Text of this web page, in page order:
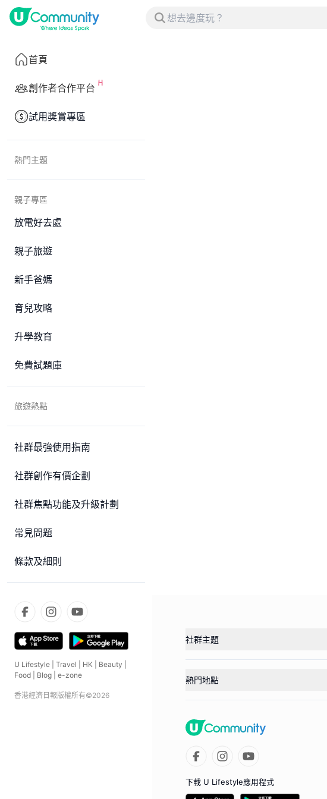
首頁
創作者合作平台
試用獎賞專區
熱門主題
親子專區
放電好去處
親子旅遊
新手爸媽
育兒攻略
升學教育
免費試題庫
旅遊熱點
社群最強使用指南
社群創作有價企劃
社群焦點功能及升級計劃
常見問題
條款及細則
U Lifestyle Travel HK Beauty
Food
Blog e-zone
香港經濟日報版權所有©2026
社群主題
熱門地點
下載 U Lifestyle應用程式